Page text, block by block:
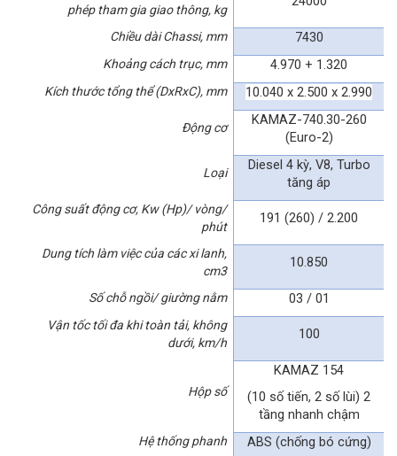
phép tham gia giao thông, kg
Chiều dài Chassi, mm 7430
Khoảng cách trục, mm 4.970 + 1.320
Kích thước tổng thể (DxRxC), mm 10.040 x 2.500 x 2.990
Động cơ
KAMAZ-740.30-260
(Euro-2)
Loại
Diesel 4 kỳ, V8, Turbo
tăng áp
Công suất động cơ, Kw (Hp)/ vòng/
phút
191 (260) / 2.200
Dung tích làm việc của các xi lanh,
cm3
10.850
Số chỗ ngồi/ giường nằm 03 / 01
Vận tốc tối đa khi toàn tải, không
dưới, km/h
100
Hộp số
KAMAZ 154
(10 số tiến, 2 số lùi) 2
tầng nhanh chậm
Hệ thống phanh ABS (chống bó cứng)